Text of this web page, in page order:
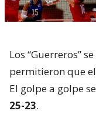
Los “Guerreros”
permitieron que
El golpe a golpe
25-23.